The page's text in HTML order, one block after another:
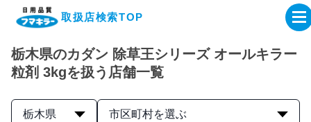
取扱店検索TOP
企業・IR情報サイト
製品情報サイト
栃木県のカダン 除草王シリーズ オールキラー
粒剤 3kgを扱う店舗一覧
栃木県 市区町村を選ぶ